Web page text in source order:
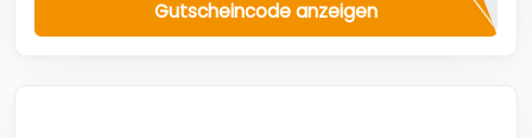
Gutscheincode anzeigen